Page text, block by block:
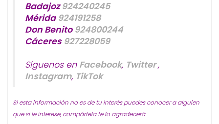
Badajoz924240245
Mérida 924191258
Don Benito 924800244
Cáceres 927228059
Síguenos en Facebook, Twitter,
Instagram, TikTok
Si esta información no es de tu interés puedes conocer a alguien
que si le interese, compártela te lo agradecerá.